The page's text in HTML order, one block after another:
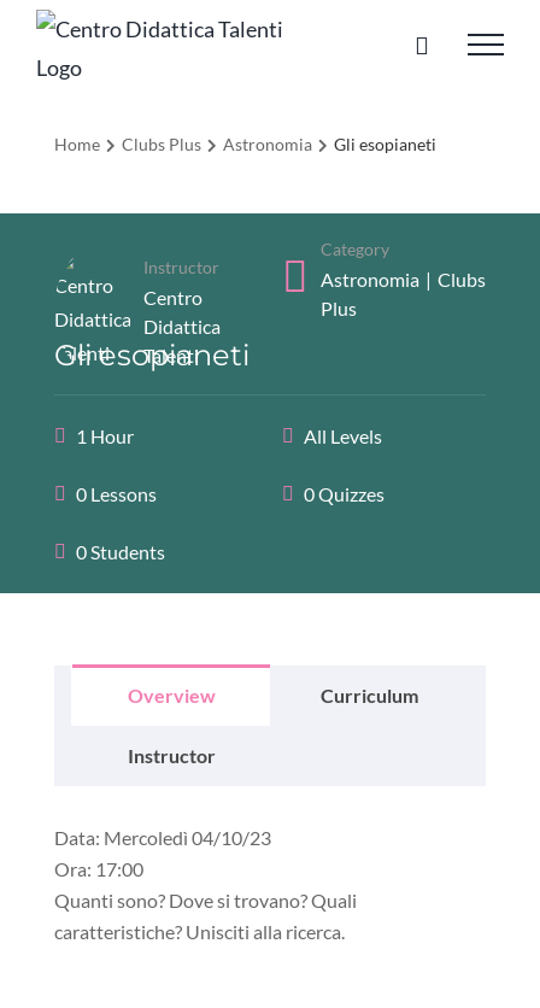
Salta
Home Clubs Plus Astronomia Gli esopianeti
Instructor
Centro
Didattica
Talenti
Category
Astronomia | Clubs
Plus
Gli esopianeti
1 Hour All Levels
0 Lessons 0 Quizzes
0 Students
Overview Curriculum
Instructor
Data: Mercoledì 04/10/23
Ora: 17:00
Quanti sono? Dove si trovano? Quali
caratteristiche? Unisciti alla ricerca.